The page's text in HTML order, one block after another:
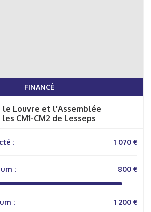
FINANCÉ
le Louvre et l'Assemblée
CM1-CM2 de Lesseps
: 1 070 €
:
800 €
:
1 200 €